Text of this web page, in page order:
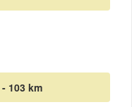
- 103 km